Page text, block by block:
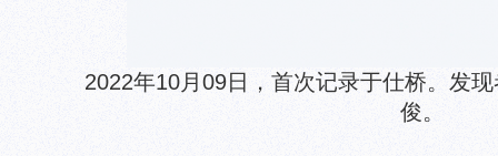
2022年10月09日，首次记录于仕桥。发
俊。